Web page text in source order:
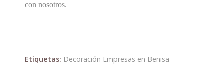
con nosotros.
Etiquetas: Decoración Empresas en Benisa